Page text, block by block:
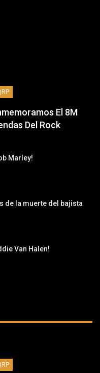
El 8M
Del Rock
Marley!
de la muerte del bajista
Van Halen!